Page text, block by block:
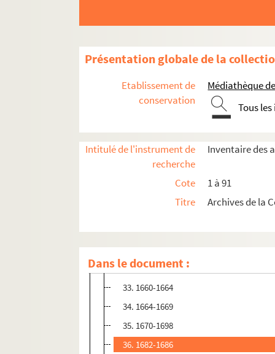
Présentation globale de la
Etablissement de
conservation
Médiathèque
Tous
Intitulé de l'instrument de
recherche
Inventaire des
Cote
1 à 91
Titre
Archives de la
Dans le document :
21. 1596-1598
23. 1604-1609
25. 1614-1617
26. 1621-1629
30. 1647-1652
31. 1655-1659
32. 1659-1682
33. 1660-1664
34. 1664-1669
35. 1670-1698
36. 1682-1686